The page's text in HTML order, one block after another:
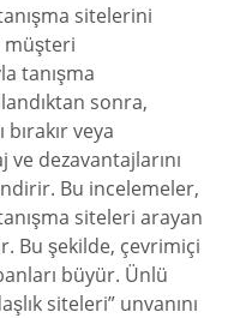
sitelerini
müşteri
tanışma
sonra,
veya
dezavantajlarını
Bu incelemeler,
siteleri arayan
Bu şekilde, çevrimiçi
büyür. Ünlü
siteleri” unvanını